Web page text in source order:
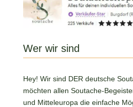
Wer wir sind
Hey! Wir sind DER deutsche
möchten allen Soutache-
und Mitteleuropa die einfache